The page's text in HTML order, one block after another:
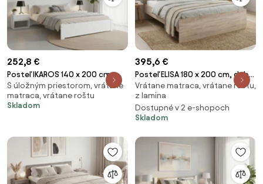
252,8 €
Posteľ IKAROS 140 x 200 cm,
biela Rošt: S lamelovým roštom,
Matrac: Matrac DELUXE 10 cm
S úložným priestorom, vrátane
matraca, vrátane roštu
Skladom
395,6 €
Posteľ ELISA 180 x 200 cm, dub
sonoma Rošt: S lamelovým
roštom, Matrac: Matrac
SOMMERA 18 cm
Vrátane matraca, vrátane roštu,
z lamina
Dostupné v 2 e-shopoch
Skladom